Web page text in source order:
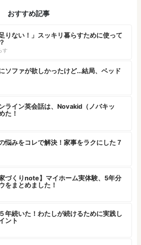
おすすめ記事
りない！」スッキリ暮らすために使って
す
ソファが欲しかったけど…結局、ベッド
ライン英会話は、Novakid（ノバキッ
た！
悩みをコレで解決！家事をラクにした７
家づくりnote】マイホーム実体験、5年分
をまとめました！
年続いた！わたしが続けるために実践し
ント